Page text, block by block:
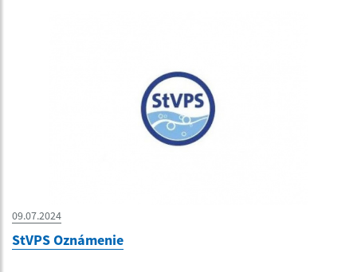
09.07.2024
StVPS Oznámenie